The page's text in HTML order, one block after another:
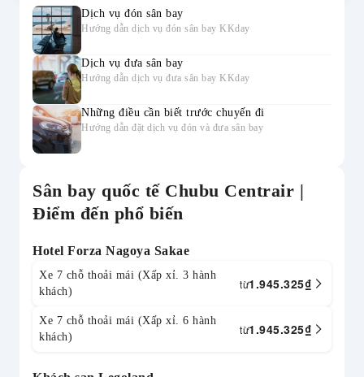
Dịch vụ đón sân bay
Hướng dẫn dịch vụ đón sân bay KKday
Dịch vụ đưa sân bay
Hướng dẫn dịch vụ đưa sân bay KKday
Những điều cần biết trước chuyến đi
Hướng dẫn đặt dịch vụ đón và đưa sân bay
Sân bay quốc tế Chubu Centrair |
Điểm đến phổ biến
Hotel Forza Nagoya Sakae
Xe 7 chỗ thoải mái (Xấp xỉ. 3 hành
khách)
₫
1.945.325
từ
Xe 7 chỗ thoải mái (Xấp xỉ. 6 hành
khách)
₫
1.945.325
từ